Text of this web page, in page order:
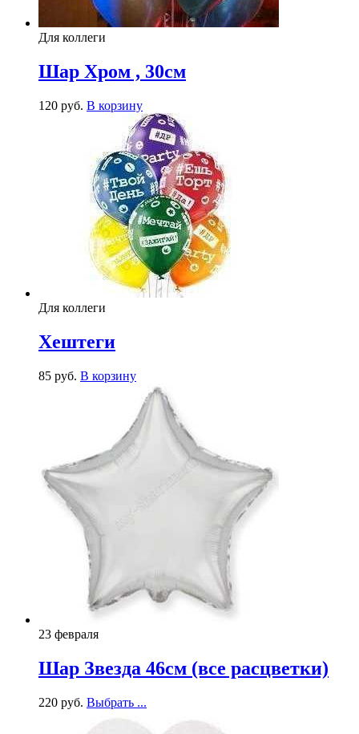
Для коллеги
Шар Хром , 30см
120 руб. В корзину
Для коллеги
Хештеги
85 руб. В корзину
23 февраля
Шар Звезда 46см (все расцветки)
220 руб. Выбрать ...